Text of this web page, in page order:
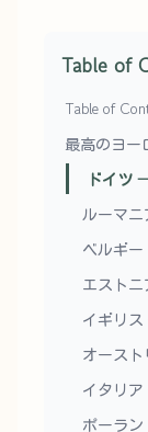
Table of
Table of
最高のヨー
ドイツ
ルーマ
ベルギ
エスト
イギリ
オース
イタリ
ポーラ